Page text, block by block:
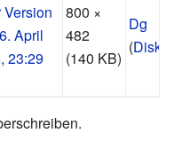
800 ×
482
(140 KB)
Dg
(